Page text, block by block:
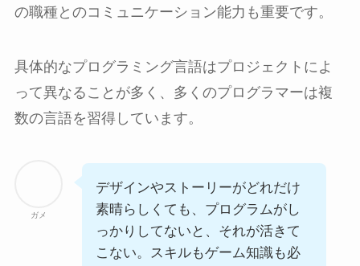
の職種とのコミュニケーション能力も重要です。
具体的なプログラミング言語はプロジェクトによ
って異なることが多く、多くのプログラマーは複
数の言語を習得しています。
ガメ
デザインやストーリーがどれだけ
素晴らしくても、プログラムがし
っかりしてないと、それが活きて
こない。スキルもゲーム知識も必